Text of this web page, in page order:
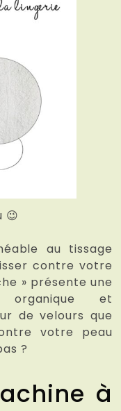
😉
au tissage
contre votre
» présente une
et
de velours que
votre peau
?
à